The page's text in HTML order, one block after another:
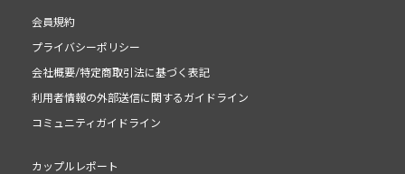
会員規約
プライバシーポリシー
会社概要/特定商取引法に基づく表記
利用者情報の外部送信に関するガイドライン
コミュニティガイドライン
カップルレポート